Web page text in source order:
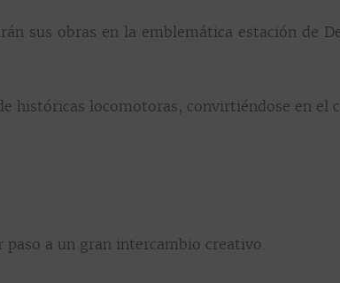
sus obras en la emblemática estación de
históricas locomotoras, convirtiéndose en el
paso a un gran intercambio creativo.